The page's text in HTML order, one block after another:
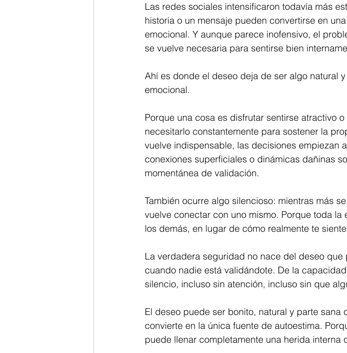
Las redes sociales intensificaron todavía más
historia o un mensaje pueden convertirse en
emocional. Y aunque parece inofensivo, el
se vuelve necesaria para sentirse bien
Ahí es donde el deseo deja de ser algo natural
emocional.
Porque una cosa es disfrutar sentirse atractivo
necesitarlo constantemente para sostener la
vuelve indispensable, las decisiones empiezan
conexiones superficiales o dinámicas dañinas
momentánea de validación.
También ocurre algo silencioso: mientras más
vuelve conectar con uno mismo. Porque toda
los demás, en lugar de cómo realmente te
La verdadera seguridad no nace del deseo
cuando nadie está validándote. De la
silencio, incluso sin atención, incluso sin que
El deseo puede ser bonito, natural y parte
convierte en la única fuente de autoestima.
puede llenar completamente una herida interna